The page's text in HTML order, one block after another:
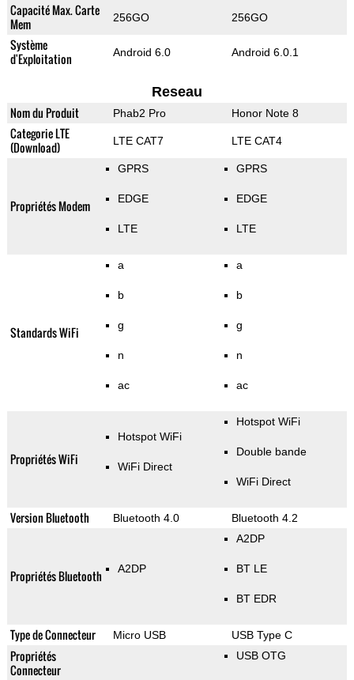
Capacité Max. Carte
Mem
256GO 256GO
Système
d'Exploitation
Android 6.0 Android 6.0.1
Reseau
Nom du Produit Phab2 Pro Honor Note 8
Categorie LTE
(Download)
LTE CAT7 LTE CAT4
Propriétés Modem
GPRS
EDGE
LTE
GPRS
EDGE
LTE
Standards WiFi
a
b
g
n
ac
a
b
g
n
ac
Propriétés WiFi
Hotspot WiFi
WiFi Direct
Hotspot WiFi
Double bande
WiFi Direct
Version Bluetooth Bluetooth 4.0 Bluetooth 4.2
Propriétés Bluetooth A2DP
A2DP
BT LE
BT EDR
Type de Connecteur Micro USB USB Type C
Propriétés
Connecteur
USB OTG